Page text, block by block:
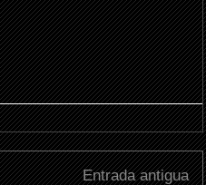
Entrada antigua